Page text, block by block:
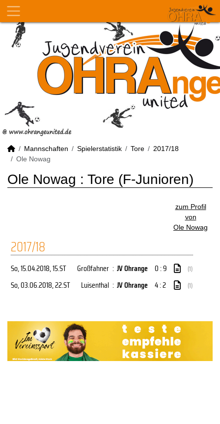
Mannschaften Spielerstatistik Tore
2017/18
Ole Nowag
Ole Nowag : Tore (F-Junioren)
zum Profil
von
Ole Nowag
2017/18
So, 15.04.2018, 15.ST Großfahner : JV Ohrange 0 : 9 (1)
So, 03.06.2018, 22.ST Luisenthal : JV Ohrange 4 : 2 (1)